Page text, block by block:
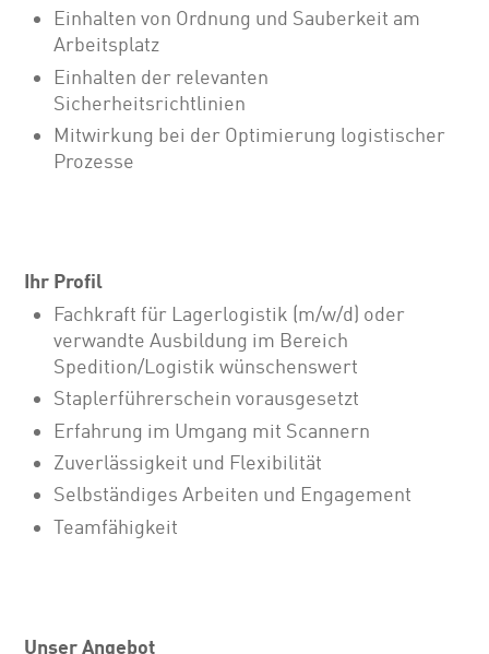
Einhalten von Ordnung und Sauberkeit am
Arbeitsplatz
Einhalten der relevanten
Sicherheitsrichtlinien
Mitwirkung bei der Optimierung logistischer
Prozesse
Ihr Profil
Fachkraft für Lagerlogistik (m/w/d) oder
verwandte Ausbildung im Bereich
Spedition/Logistik wünschenswert
Staplerführerschein vorausgesetzt
Erfahrung im Umgang mit Scannern
Zuverlässigkeit und Flexibilität
Selbständiges Arbeiten und Engagement
Teamfähigkeit
Unser Angebot